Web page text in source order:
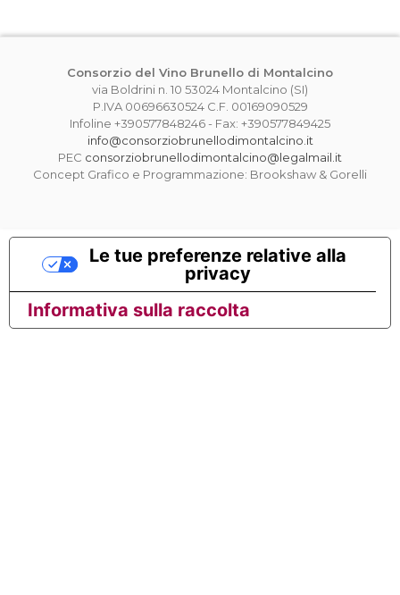
Consorzio del Vino Brunello di Montalcino
via Boldrini n. 10 53024 Montalcino (SI)
P.IVA 00696630524 C.F. 00169090529
Infoline +390577848246 - Fax: +390577849425
info@consorziobrunellodimontalcino.it
PEC consorziobrunellodimontalcino@legalmail.it
Concept Grafico e Programmazione: Brookshaw & Gorelli
Informativa sulla raccolta
Le tue preferenze relative alla
privacy